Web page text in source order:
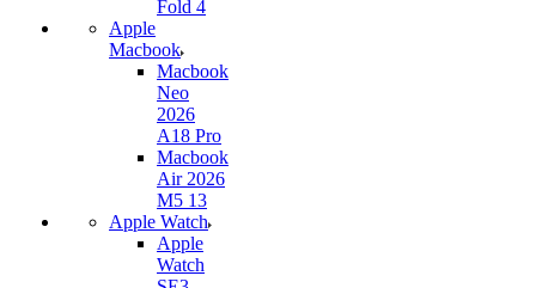
Fold 4
Apple
Macbook
Macbook
Neo
2026
A18 Pro
Macbook
Air 2026
M5 13
Apple Watch
Apple
Watch